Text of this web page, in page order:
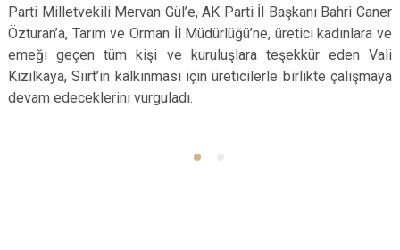
Parti Milletvekili Mervan Gül’e, AK Parti İl Başkanı Bahri Caner
Özturan’a, Tarım ve Orman İl Müdürlüğü’ne, üretici kadınlara ve
emeği geçen tüm kişi ve kuruluşlara teşekkür eden Vali
Kızılkaya, Siirt’in kalkınması için üreticilerle birlikte çalışmaya
devam edeceklerini vurguladı.